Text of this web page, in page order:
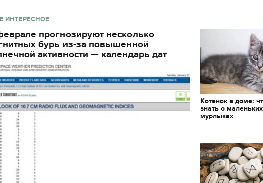
ИНТЕРЕСНОЕ
прогнозируют несколько
бурь из-за повышенной
активности — календарь дат
Котенок в доме:
знать о маленьких
мурлыках
11.10.2017 | 16:22
Времена Руси: как
декорации к фильму